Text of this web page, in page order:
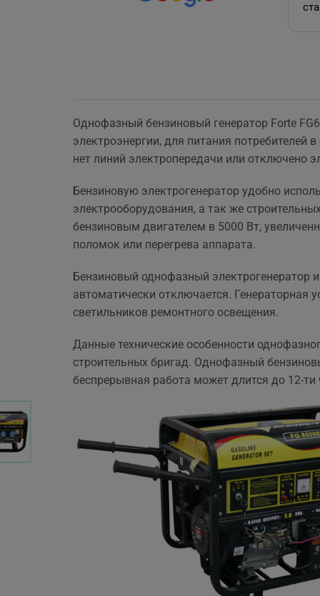
якісно. Роботою
Однофазный бензиновый генератор Forte
электроэнергии, для питания потребителей
нет линий электропередачи или отключено
Бензиновую электрогенератор удобно
электрооборудования, а так же
бензиновым двигателем в 5000 Вт,
поломок или перегрева аппарата.
Бензиновый однофазный электрогенератор
автоматически отключается. Генераторная
светильников ремонтного освещения.
Данные технические особенности
строительных бригад. Однофазный
беспрерывная работа может длится до 12-ти